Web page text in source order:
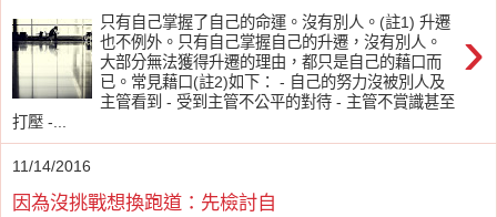
›
只有自己掌握了自己的命運。沒有別人。(註1) 升遷
也不例外。只有自己掌握自己的升遷，沒有別人。
大部分無法獲得升遷的理由，都只是自己的藉口而
已。常見藉口(註2)如下： - 自己的努力沒被別人及
主管看到 - 受到主管不公平的對待 - 主管不賞識甚至
打壓 -...
11/14/2016
因為沒挑戰想換跑道：先檢討自